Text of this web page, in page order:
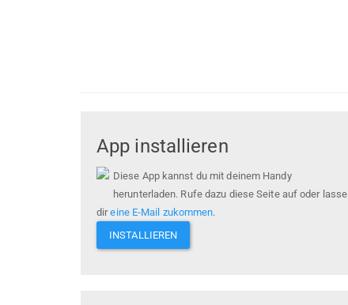
App installieren
Diese App kannst du mit deinem Handy
herunterladen. Rufe dazu diese Seite auf oder lasse
direine E-Mail zukommen.
INSTALLIEREN